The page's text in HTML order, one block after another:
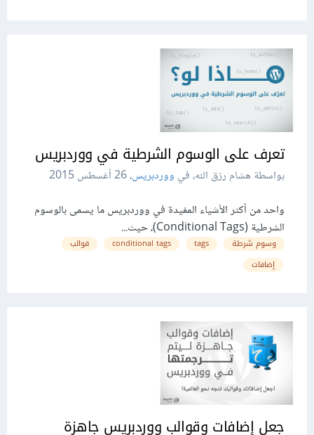
تعرف على الوسوم الشرطية في ووردبريس
بواسطة هشام رزق الله، في ووردبريس،26 أغسطس 2015
واحد من أكثر الأشياء المفيدة في ووردبريس ما يسمى بالوسوم
الشرطية (Conditional Tags)، حيث...
وسوم شرطة tags
conditional tags
قوالب
إضافات
جعل إضافات وقوالب ووردبريس جاهزة